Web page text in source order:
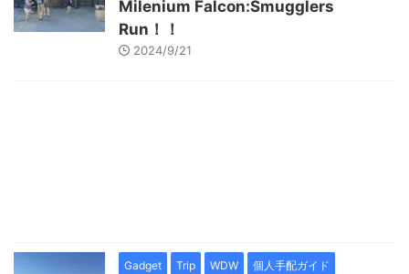
Milenium Falcon:Smugglers
Run！！
2024/9/21
Gadget Trip WDW 個人手配ガイド